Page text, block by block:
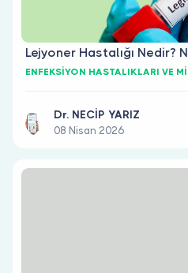
Lejyoner Hastalığı Nedir?
ENFEKSİYON HASTALIKLARI VE
Dr. NECİP YARIZ
08 Nisan 2026